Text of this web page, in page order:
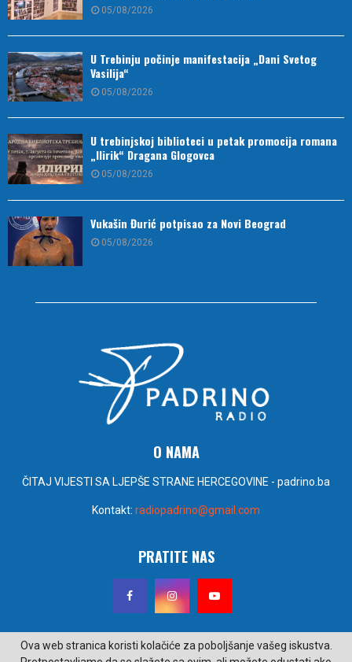
05/08/2026
U Trebinju počinje manifestacija „Dani Svetog
Vasilija“
05/08/2026
U trebinjskoj biblioteci u petak promocija romana
„Ilirik“ Dragana Glogovca
05/08/2026
Vukašin Đurić potpisao za Novi Beograd
05/08/2026
O NAMA
ČITAJ VIJESTI SA LJEPŠE STRANE HERCEGOVINE - padrino.ba
Kontakt: radiopadrino@gmail.com
PRATITE NAS
Ova web stranica koristi kolačiće za poboljšanje vašeg iskustva.